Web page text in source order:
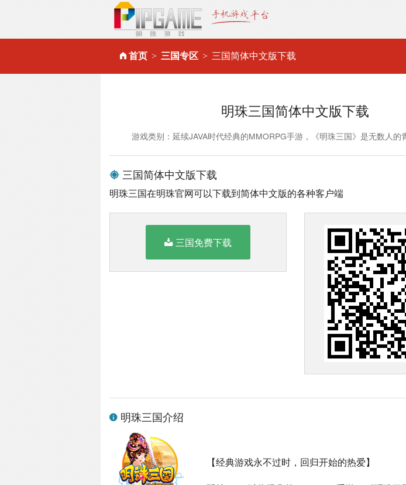
首页 三国专区 三国简体中文版下载
明珠三国简体中文版下载
游戏类别：延续JAVA时代经典的MMORPG手游，《明珠三国》是无数人的
三国简体中文版下载
明珠三国在明珠官网可以下载到简体中文版的各种客户端
三国免费下载
明珠三国介绍
【经典游戏永不过时，回归开始的热爱】